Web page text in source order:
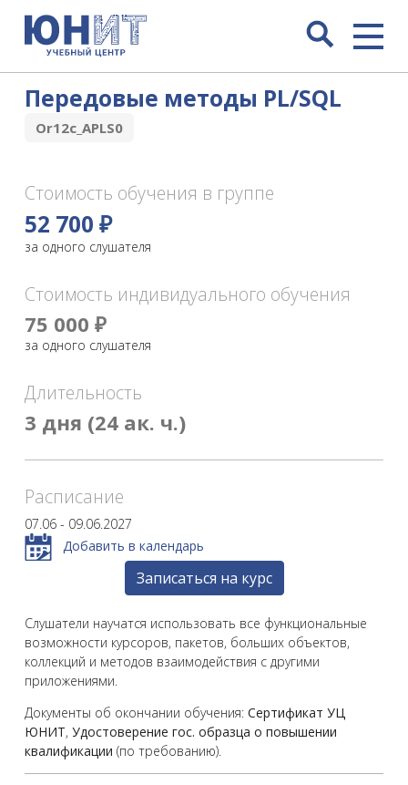
Передовые методы PL/SQL
Or12c_APLS0
Слушатели научатся использовать все функциональные
возможности курсоров, пакетов, больших объектов,
коллекций и методов взаимодействия с другими
приложениями.
Документы об окончании обучения: Сертификат УЦ
ЮНИТ, Удостоверение гос. образца о повышении
квалификации (по требованию).
Стоимость обучения в группе
52 700 ₽
за одного слушателя
Стоимость индивидуального обучения
75 000 ₽
за одного слушателя
Длительность
3 дня (24 ак. ч.)
Расписание
07.06 - 09.06.2027
Добавить в календарь
Записаться на курс